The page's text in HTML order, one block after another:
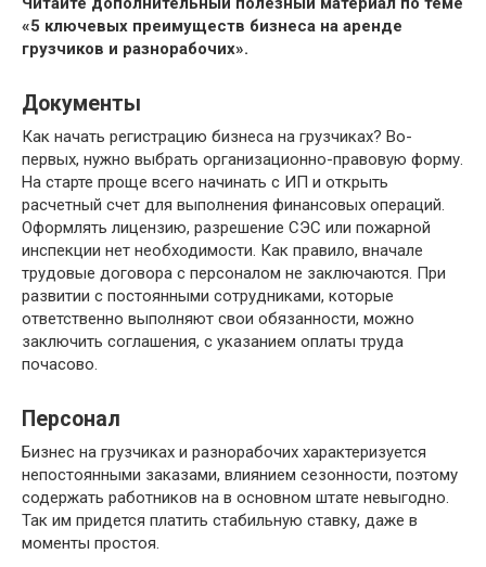
«5 ключевых преимуществ бизнеса на аренде
грузчиков и разнорабочих».
Документы
Как начать регистрацию бизнеса на грузчиках? Во-
первых, нужно выбрать организационно-правовую форму.
На старте проще всего начинать с ИП и открыть
расчетный счет для выполнения финансовых операций.
Оформлять лицензию, разрешение СЭС или пожарной
инспекции нет необходимости. Как правило, вначале
трудовые договора с персоналом не заключаются. При
развитии с постоянными сотрудниками, которые
ответственно выполняют свои обязанности, можно
заключить соглашения, с указанием оплаты труда
почасово.
Персонал
Бизнес на грузчиках и разнорабочих характеризуется
непостоянными заказами, влиянием сезонности, поэтому
содержать работников на в основном штате невыгодно.
Так им придется платить стабильную ставку, даже в
моменты простоя.